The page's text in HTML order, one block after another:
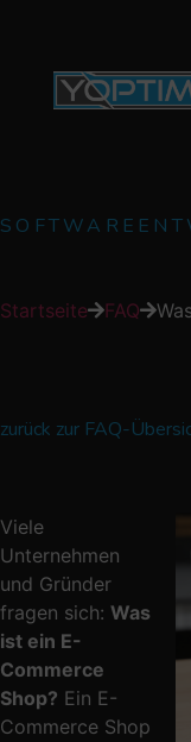
Startseite FAQ
zurück zur FAQ-
Viele
Unternehmen
und Gründer
fragen sich: Was
ist ein E-
Commerce
Shop? Ein E-
Commerce Shop